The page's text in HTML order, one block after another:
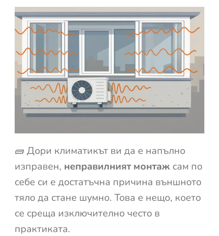
🧱 Дори климатикът ви да е напълно
изправен, неправилният монтаж сам по
себе си е достатъчна причина външното
тяло да стане шумно. Това е нещо, което
се среща изключително често в
практиката.